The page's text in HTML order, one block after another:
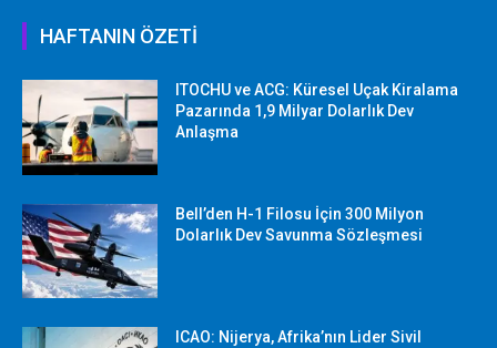
HAFTANIN ÖZETİ
ITOCHU ve ACG: Küresel Uçak Kiralama
Pazarında 1,9 Milyar Dolarlık Dev
Anlaşma
Bell’den H-1 Filosu İçin 300 Milyon
Dolarlık Dev Savunma Sözleşmesi
ICAO: Nijerya, Afrika’nın Lider Sivil